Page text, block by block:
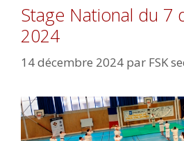
Stage National du 7
2024
14 décembre 2024 par FSK